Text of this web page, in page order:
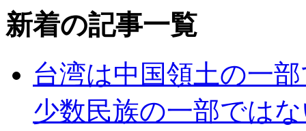
新着の記事一覧
台湾は中国領土の一
少数民族の一部では